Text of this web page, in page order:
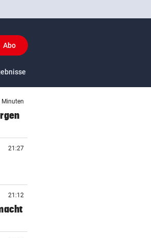
Abo
US-Sport
Minuten
21:27
21:12